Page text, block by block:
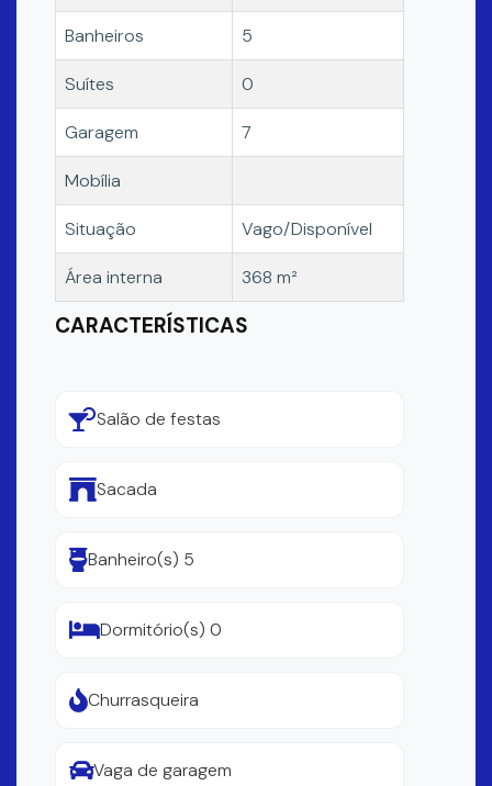
Banheiros 5
Suítes 0
Garagem 7
Mobília
Situação Vago/Disponível
Área interna 368 m²
CARACTERÍSTICAS
Salão de festas
Sacada
Banheiro(s) 5
Dormitório(s) 0
Churrasqueira
Vaga de garagem